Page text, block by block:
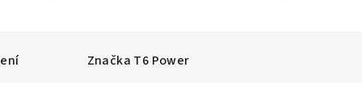
Značka T6 Power